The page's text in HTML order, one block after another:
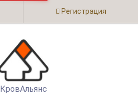
Регистрация
КровАльянс